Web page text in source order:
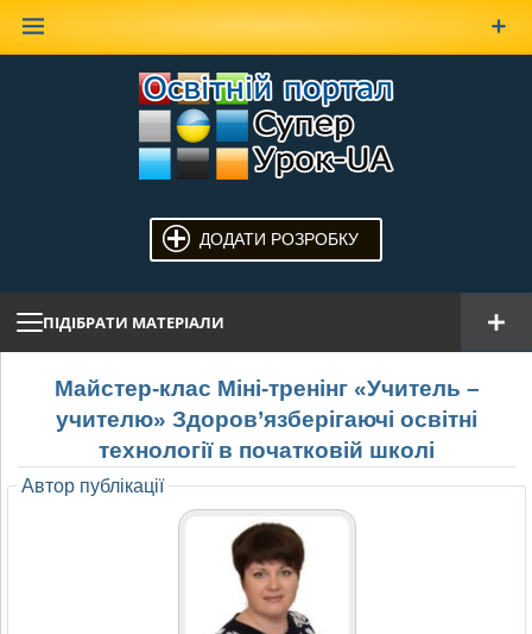
ДОДАТИ РОЗРОБКУ
ПІДІБРАТИ МАТЕРІАЛИ
Майстер-клас Міні-тренінг «Учитель –
учителю» Здоров’язберігаючі освітні
технології в початковій школі
Автор публікації